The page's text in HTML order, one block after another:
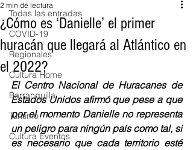
Todas las entradas
COVID-19
Regionales
Cultura Home
Barranquilla
Turismo
Cultura Eventos
¿Cómo es ‘Danielle’ el primer
huracán que llegará al Atlántico en
el 2022?
2 min de lectura
El Centro Nacional de Huracanes de
Estados Unidos afirmó que pese a que
por el momento Danielle no representa
un peligro para ningún país como tal, si
es necesario que cada territorio esté